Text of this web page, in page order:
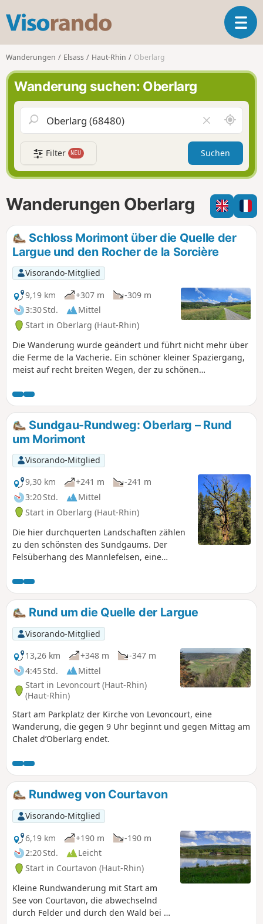
s
o
r
a
n
d
o
T
o
n
i
a
t
o
n
Wanderungen Elsass Haut-Rhin Oberlarg
Wanderung suchen: Oberlarg
e
l
d
l
e
e
e
S
c
h
u
m
i
h
Filter NEU Suchen
Wanderungen Oberlarg
Schloss Morimont über die Quelle der
Largue und den Rocher de la Sorcière
Visorando-Mitglied
9,19 km
+307 m
-309 m
3:30 Std.
Mittel
Start in Oberlarg (Haut-Rhin)
Die Wanderung wurde geändert und führt nicht mehr über
die Ferme de la Vacherie. Ein schöner kleiner Spaziergang,
meist auf recht breiten Wegen, der zu schönen
den Höhlen des Mannlefelsen und dem Schloss Morimont
führt. Der erste Teil der Strecke weist einige
Höhenunterschiede auf, die dieser einfachen Wanderung
etwas Pep verleihen.
Sundgau-Rundweg: Oberlarg – Rund
um Morimont
Visorando-Mitglied
9,30 km
+241 m
-241 m
3:20 Std.
Mittel
Start in Oberlarg (Haut-Rhin)
Die hier durchquerten Landschaften zählen
zu den schönsten des Sundgaums. Der
Felsüberhang des Mannlefelsen, eine
liegt vor den Ebourbettes, die von der Flucht
des Generals Giraud im Jahr 1942 erzählen.
Weiter entfernt bieten die Ruinen von
Morimont eine interessante
Geschichtsstunde über die Anpassung einer
mittelalterlichen Burg an Feuerwaffen.
Rund um die Quelle der Largue
Visorando-Mitglied
13,26 km
+348 m
-347 m
4:45 Std.
Mittel
Start in Levoncourt (Haut-Rhin)
(Haut-Rhin)
Start am Parkplatz der Kirche von Levoncourt, eine
Wanderung, die gegen 9 Uhr beginnt und gegen Mittag am
Chalet d’Oberlarg endet.
Rundweg von Courtavon
Visorando-Mitglied
6,19 km
+190 m
-190 m
2:20 Std.
Leicht
Start in Courtavon (Haut-Rhin)
Kleine Rundwanderung mit Start am
See von Courtavon, die abwechselnd
durch Felder und durch den Wald bei La